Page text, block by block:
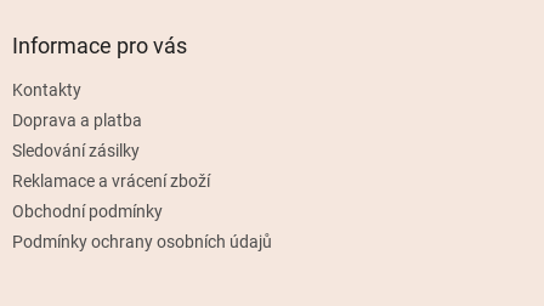
Informace pro vás
Kontakty
Doprava a platba
Sledování zásilky
Reklamace a vrácení zboží
Obchodní podmínky
Podmínky ochrany osobních údajů